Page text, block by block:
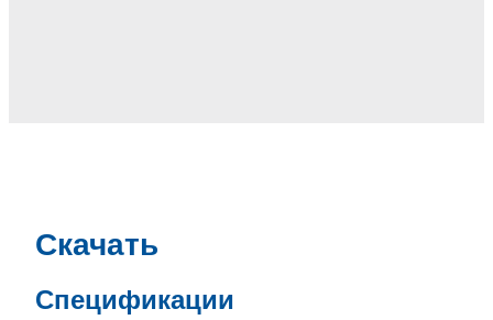
Скачать
Спецификации